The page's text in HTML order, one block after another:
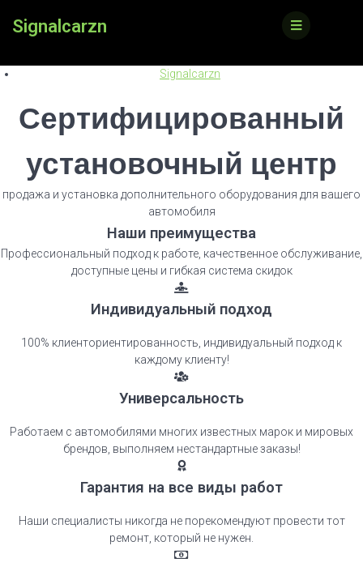
Signalcarzn
Signalcarzn
Сертифицированный
установочный центр
продажа и установка дополнительного оборудования для вашего
автомобиля
Наши преимущества
Профессиональный подход к работе, качественное обслуживание,
доступные цены и гибкая система скидок
Индивидуальный подход
100% клиенториентированность, индивидуальный подход к
каждому клиенту!
Универсальность
Работаем с автомобилями многих известных марок и мировых
брендов, выполняем нестандартные заказы!
Гарантия на все виды работ
Наши специалисты никогда не порекомендуют провести тот
ремонт, который не нужен.